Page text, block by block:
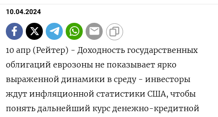
10.04.2024
10 апр (Рейтер) - Доходность государственных
облигаций еврозоны не показывает ярко
выраженной динамики в среду - инвесторы
ждут инфляционной статистики США, чтобы
понять дальнейший курс денежно-кредитной